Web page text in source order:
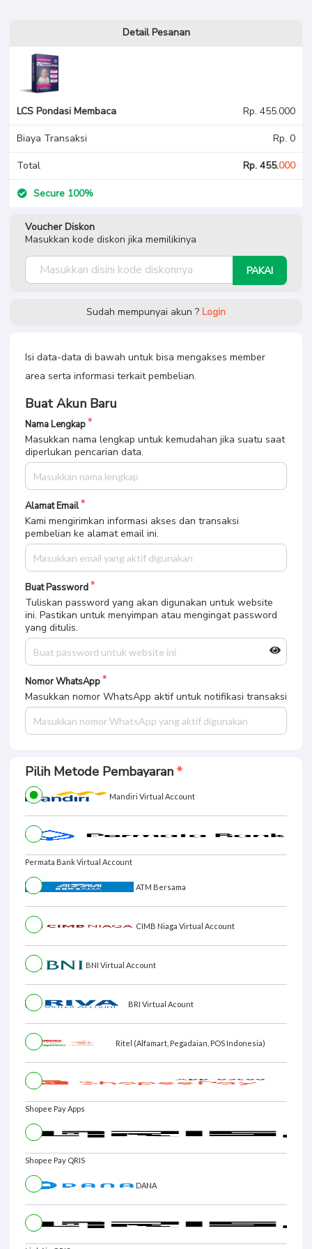
Detail Pesanan
LCS Pondasi Membaca Rp. 455.000
Biaya Transaksi Rp. 0
Total Rp. 455.000
Secure 100%
Voucher Diskon
Masukkan kode diskon jika memilikinya
PAKAI
Sudah mempunyai akun ? Login
Isi data-data di bawah untuk bisa mengakses member
area serta informasi terkait pembelian.
Buat Akun Baru
Nama Lengkap
Masukkan nama lengkap untuk kemudahan jika suatu saat
diperlukan pencarian data.
Alamat Email
Kami mengirimkan informasi akses dan transaksi
pembelian ke alamat email ini.
Buat Password
Tuliskan password yang akan digunakan untuk website
ini. Pastikan untuk menyimpan atau mengingat password
yang ditulis.
Nomor WhatsApp
Masukkan nomor WhatsApp aktif untuk notifikasi transaksi
Pilih Metode Pembayaran
Mandiri Virtual Account
Permata Bank Virtual Account
ATM Bersama
CIMB Niaga Virtual Account
BNI Virtual Account
BRI Virtual Acount
Ritel (Alfamart, Pegadaian, POS Indonesia)
Shopee Pay Apps
Shopee Pay QRIS
DANA